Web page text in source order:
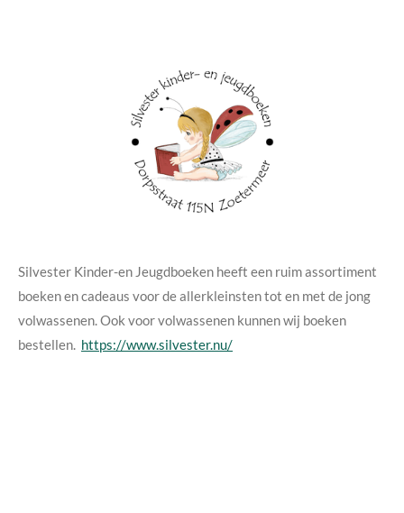
Silvester Kinder-en Jeugdboeken heeft een ruim assortiment
boeken en cadeaus voor de allerkleinsten tot en met de jong
volwassenen. Ook voor volwassenen kunnen wij boeken
bestellen. https://www.silvester.nu/